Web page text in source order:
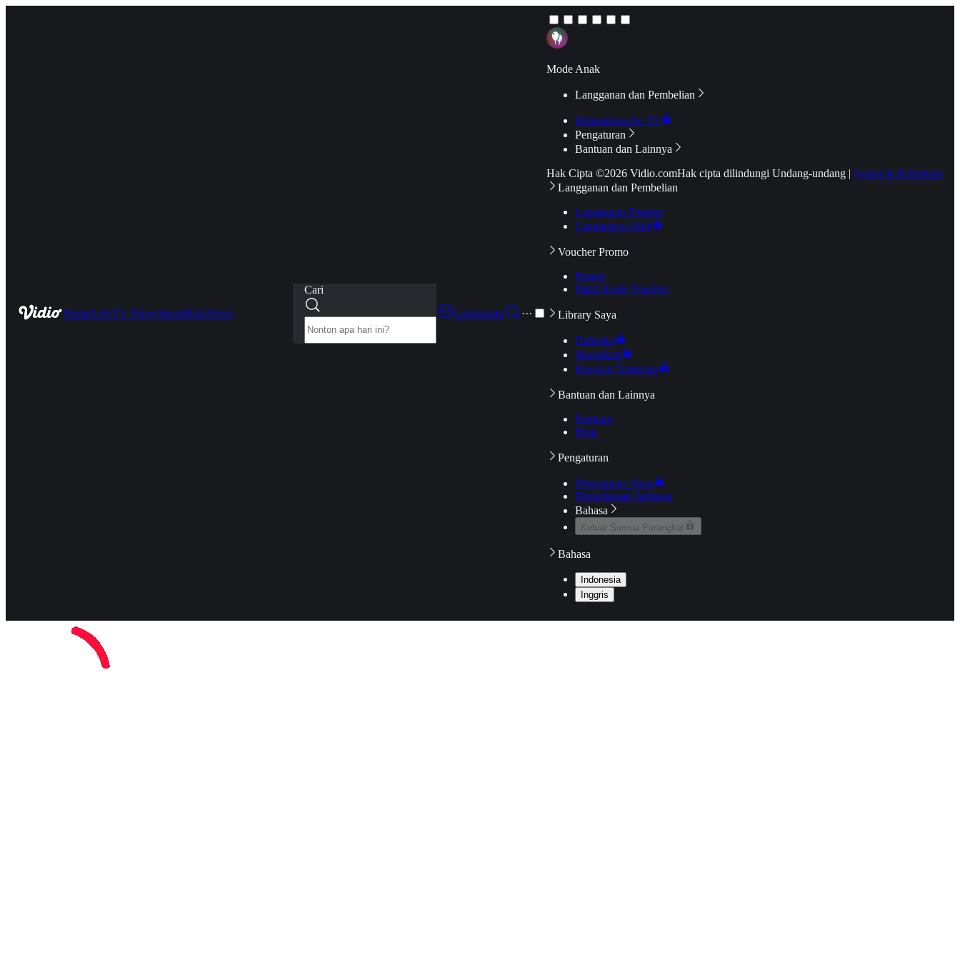
HomeLiveTV ShowSportsKidsNews
Cari
Langganan
···
Mode Anak
Langganan dan Pembelian
Hubungkan ke TV
Pengaturan
Bantuan dan Lainnya
Hak Cipta ©2026 Vidio.comHak cipta dilindungi Undang-undang | Syarat & Ketentuan
Langganan dan Pembelian
Langganan Premier
Langganan Aktif
Voucher Promo
Promo
Pakai Kode Voucher
Library Saya
Daftarku
Mengikuti
Riwayat Tontonan
Bantuan dan Lainnya
Bantuan
Blog
Pengaturan
Pengaturan Akun
Pemeriksaan Jaringan
Bahasa
Keluar Semua Perangkat
Bahasa
Indonesia
Inggris